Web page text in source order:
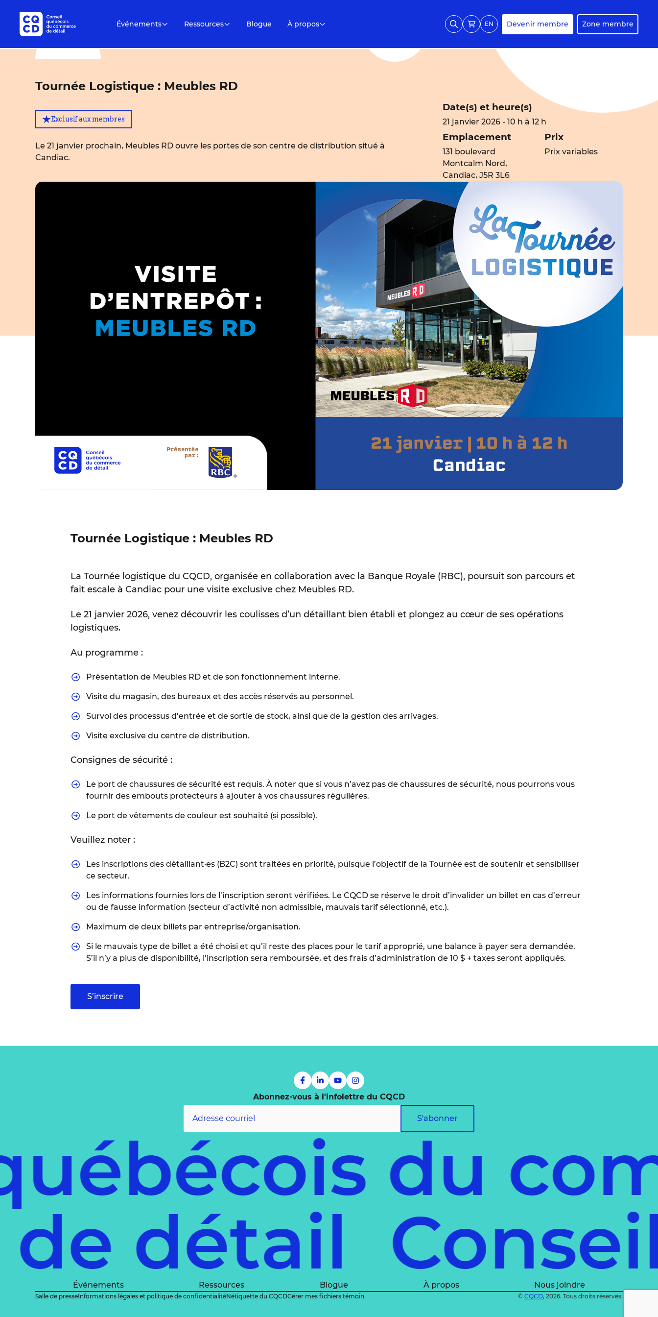
Événements Ressources Blogue À propos EN Devenir membre Zone membre
Tournée Logistique : Meubles RD
Exclusif aux membres
Le 21 janvier prochain, Meubles RD ouvre les portes de son centre de distribution situé à
Candiac.
Date(s) et heure(s)
21 janvier 2026 - 10 h à 12 h
Emplacement
131 boulevard
Montcalm Nord,
Candiac, J5R 3L6
Prix
Prix variables
Tournée Logistique : Meubles RD
La Tournée logistique du CQCD, organisée en collaboration avec la Banque Royale (RBC), poursuit son parcours et
fait escale à Candiac pour une visite exclusive chez Meubles RD.
Le 21 janvier 2026, venez découvrir les coulisses d’un détaillant bien établi et plongez au cœur de ses opérations
logistiques.
Au programme :
Présentation de Meubles RD et de son fonctionnement interne.
Visite du magasin, des bureaux et des accès réservés au personnel.
Survol des processus d’entrée et de sortie de stock, ainsi que de la gestion des arrivages.
Visite exclusive du centre de distribution.
Consignes de sécurité :
Le port de chaussures de sécurité est requis. À noter que si vous n’avez pas de chaussures de sécurité, nous pourrons vous
fournir des embouts protecteurs à ajouter à vos chaussures régulières.
Le port de vêtements de couleur est souhaité (si possible).
Veuillez noter :
Les inscriptions des détaillant·es (B2C) sont traitées en priorité, puisque l’objectif de la Tournée est de soutenir et sensibiliser
ce secteur.
Les informations fournies lors de l’inscription seront vérifiées. Le CQCD se réserve le droit d’invalider un billet en cas d’erreur
ou de fausse information (secteur d’activité non admissible, mauvais tarif sélectionné, etc.).
Maximum de deux billets par entreprise/organisation.
Si le mauvais type de billet a été choisi et qu’il reste des places pour le tarif approprié, une balance à payer sera demandée.
S’il n’y a plus de disponibilité, l’inscription sera remboursée, et des frais d’administration de 10 $ + taxes seront appliqués.
S’inscrire
Abonnez-vous à l'infolettre du CQCD
S'abonner
du
de détail
Événements Ressources Blogue À propos Nous joindre
Salle de presseInformations légales et politique de confidentialitéNétiquette du CQCDGérer mes fichiers témoin © CQCD, 2026. Tous droits réservés.